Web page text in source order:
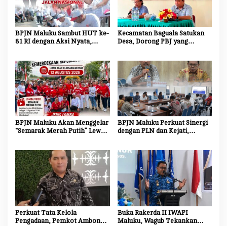
BPJN Maluku Sambut HUT ke-
81 RI dengan Aksi Nyata,
Kecamatan Baguala Satukan
Desa, Dorong PBJ yang
BPJN Maluku Akan Menggelar
“Semarak Merah Putih” Lewat
BPJN Maluku Perkuat Sinergi
dengan PLN dan Kejati,
Proyek Strategis
Perkuat Tata Kelola
Pengadaan, Pemkot Ambon
Buka Rakerda II IWAPI
Maluku, Wagub Tekankan